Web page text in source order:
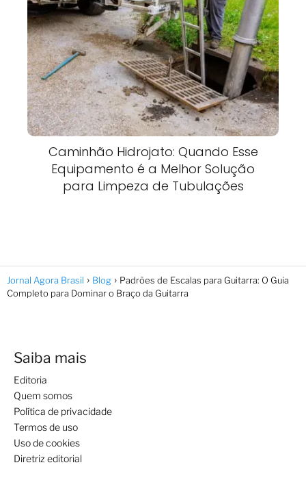
Caminhão Hidrojato: Quando Esse
Equipamento é a Melhor Solução
para Limpeza de Tubulações
Jornal Agora Brasil Blog
Padrões de Escalas para Guitarra: O Guia
Completo para Dominar o Braço da Guitarra
Saiba mais
Editoria
Quem somos
Política de privacidade
Termos de uso
Uso de cookies
Diretriz editorial